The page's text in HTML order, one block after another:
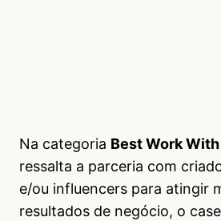
Na categoria Best Work
ressalta a parceria com
e/ou influencers para atingir
resultados de negócio, o